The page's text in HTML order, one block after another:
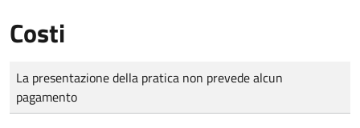
Costi
Tipo di pagamento
Importo
La presentazione della pratica non prevede alcun
pagamento